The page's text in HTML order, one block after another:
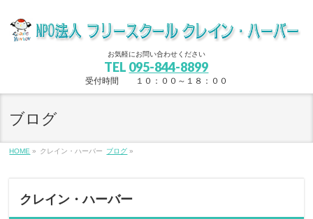
お気軽にお問い合わせください
TEL 095-844-8899
受付時間 １０：００～１８：００
ブログ
HOME » クレイン・ハーバー ブログ »
クレイン・ハーバー